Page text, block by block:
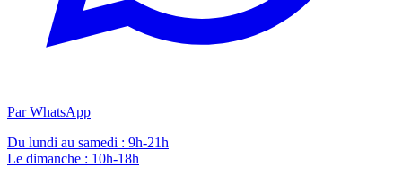
Par WhatsApp
Du lundi au samedi : 9h-21h
Le dimanche : 10h-18h